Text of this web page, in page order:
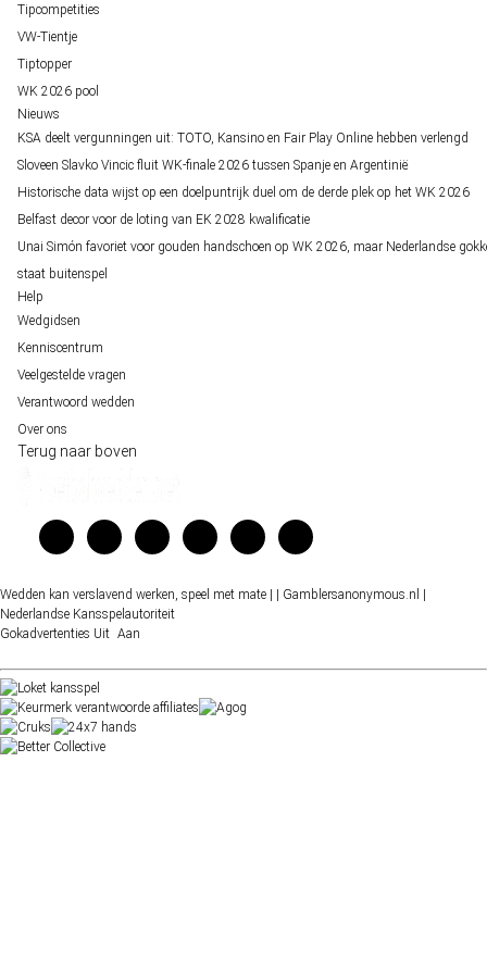
Tipcompetities
VW-Tientje
Tiptopper
WK 2026 pool
Nieuws
KSA deelt vergunningen uit: TOTO, Kansino en Fair Play Online hebben verlengd
Sloveen Slavko Vincic fluit WK-finale 2026 tussen Spanje en Argentinië
Historische data wijst op een doelpuntrijk duel om de derde plek op het WK 2026
Belfast decor voor de loting van EK 2028 kwalificatie
Unai Simón favoriet voor gouden handschoen op WK 2026, maar Nederlandse
staat buitenspel
Help
Wedgidsen
Kenniscentrum
Veelgestelde vragen
Verantwoord wedden
Over ons
Terug naar boven
Wedden kan verslavend werken, speel met mate | | Gamblersanonymous.nl
Nederlandse Kansspelautoriteit
Gokadvertenties Uit Aan